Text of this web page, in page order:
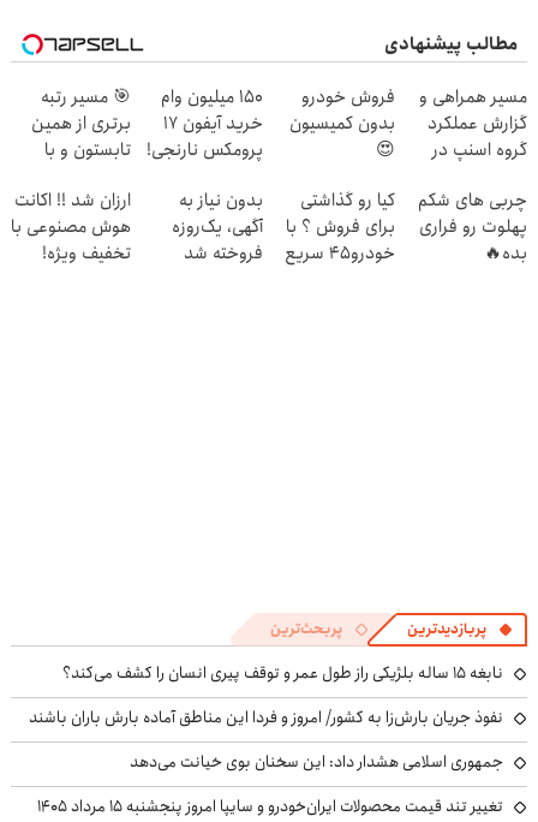
مطالب پیشنهادی
مسیر همراهی و
گزارش عملکرد
گروه اسنپ در
فروش خودرو
بدون کمیسیون
😍
150 میلیون وام
خرید آیفون 17
پرومکس نارنجی!
🎯 مسیر رتبه
برتری از همین
تابستون و با
شروع میشه!
چربی های شکم
پهلوت رو فراری
بده🔥
کیا رو گذاشتی
برای فروش ؟ با
خودرو45 سریع
بدون نیاز به
آگهی، یک‌روزه
فروخته شد
ارزان شد !! اکانت
هوش مصنوعی با
تخفیف ویژه!
پربازدیدترین پربحث‌ترین
نابغه ۱۵ ساله بلژیکی راز طول عمر و توقف پیری انسان را کشف می‌کند؟
نفوذ جریان بارش‌زا به کشور/ امروز و فردا این مناطق آماده بارش باران باشند
جمهوری اسلامی هشدار داد: این سخنان بوی خیانت می‌دهد
تغییر تند قیمت محصولات ایران‌خودرو و سایپا امروز پنجشنبه ۱۵ مرداد ۱۴۰۵